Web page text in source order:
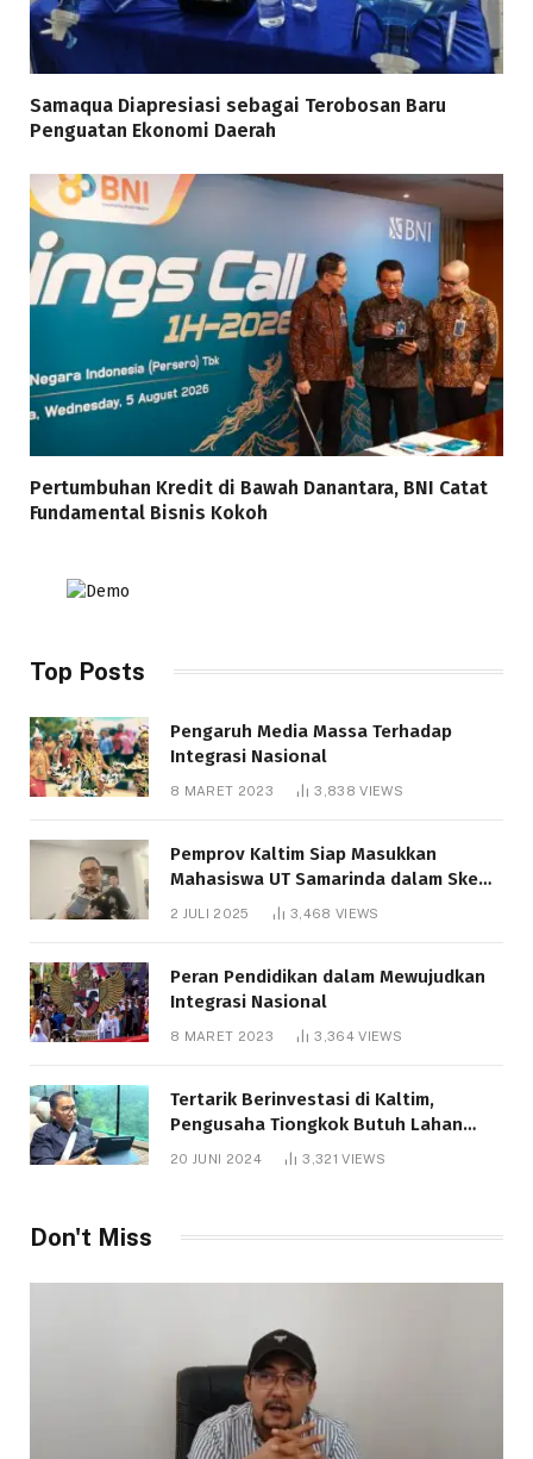
Samaqua Diapresiasi sebagai Terobosan Baru
Penguatan Ekonomi Daerah
Pertumbuhan Kredit di Bawah Danantara, BNI Catat
Fundamental Bisnis Kokoh
Top Posts
Pengaruh Media Massa Terhadap
Integrasi Nasional
8 MARET 2023 3,838VIEWS
Pemprov Kaltim Siap Masukkan
Mahasiswa UT Samarinda dalam Skema
Bantuan Pendidikan Gratispol
2 JULI 2025 3,468 VIEWS
Peran Pendidikan dalam Mewujudkan
Integrasi Nasional
8 MARET 2023 3,364VIEWS
Tertarik Berinvestasi di Kaltim,
Pengusaha Tiongkok Butuh Lahan
1.000 Hektare
20 JUNI 2024 3,321VIEWS
Don't Miss